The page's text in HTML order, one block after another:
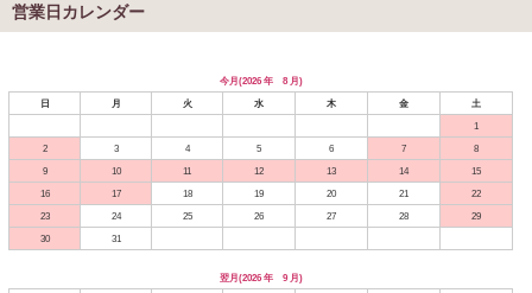
営業日カレンダー
今月(2026 年 8 月)
日
月 火 水 木 金
土
1
2
3 4 5 6 7
8
9
10 11 12 13 14
15
16
17 18 19 20 21
22
23
24 25 26 27 28
29
30
31
翌月(2026 年 9 月)